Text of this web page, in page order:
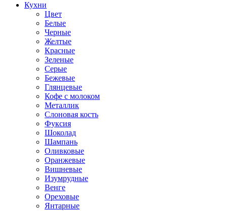
Кухни
Цвет
Белые
Черные
Желтые
Красные
Зеленые
Серые
Бежевые
Глянцевые
Кофе с молоком
Металлик
Слоновая кость
Фуксия
Шоколад
Шампань
Оливковые
Оранжевые
Вишневые
Изумрудные
Венге
Ореховые
Янтарные